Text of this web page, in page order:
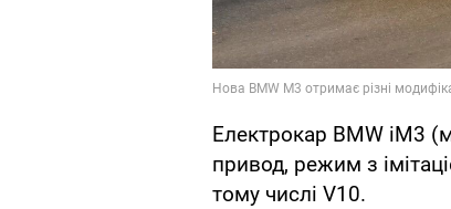
Електрокар BMW iM3
привод, режим з
тому числі V10.